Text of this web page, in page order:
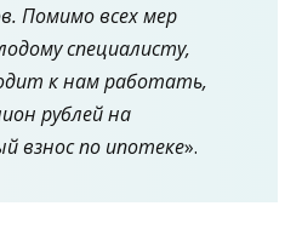
Помимо всех мер
специалисту,
к нам работать,
рублей на
взнос по ипотеке».